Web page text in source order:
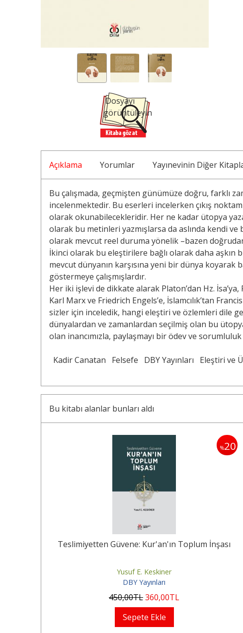
Dosyayı
görüntüleyin
Açıklama Yorumlar Yayınevinin Diğer
Bu çalışmada, geçmişten günümüze doğru, farklı
incelenmektedir. Bu eserleri incelerken çıkış
olarak okunabilecekleridir. Her ne kadar ütopya
olarak bu metinleri yazmışlarsa da aslında kendi ve
olarak mevcut reel duruma yönelik –bazen
İkinci olarak bu eleştirilere bağlı olarak daha aşkın
mevcut dünyanın karşısına yeni bir dünya
göstermeye çalışmışlardır.
Her iki işlevi de dikkate alarak Platon’dan Hz.
Karl Marx ve Friedrich Engels’e, İslamcılık’tan
sizler için inceledik, hangi eleştiri ve özlemleri dile
dünyalardan ve zamanlardan seçilmiş olan bu
olan inancımızla, paylaşmayı bir ödev ve
Kadir Canatan Felsefe DBY Yayınları Eleştiri ve
Bu kitabı alanlar bunları aldı
%20
Teslimiyetten Güvene: Kur'an'ın Toplum İnşası
Yusuf E. Keskiner
DBY Yayınları
450,00TL360,00TL
Sepete Ekle